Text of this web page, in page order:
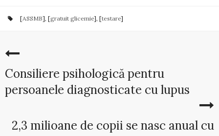
[ASSMB], [gratuit glicemie], [testare]
Consiliere psihologică pentru
persoanele diagnosticate cu lupus
2,3 milioane de copii se nasc anual cu